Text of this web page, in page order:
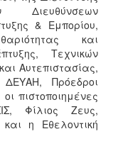
& Εμπορίου,
και
Τεχνικών
Αυτεπιστασίας,
Πρόεδροι
πιστοποιημένες
Φίλιος Ζευς,
η Εθελοντική